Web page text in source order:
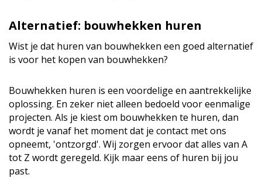
Alternatief: bouwhekken huren
Wist je dat huren van bouwhekken een goed alternatief
is voor het kopen van bouwhekken?
Bouwhekken huren is een voordelige en aantrekkelijke
oplossing. En zeker niet alleen bedoeld voor eenmalige
projecten. Als je kiest om bouwhekken te huren, dan
wordt je vanaf het moment dat je contact met ons
opneemt, 'ontzorgd'. Wij zorgen ervoor dat alles van A
tot Z wordt geregeld. Kijk maar eens of huren bij jou
past.